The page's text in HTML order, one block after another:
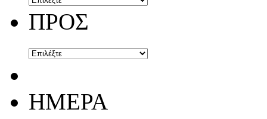
ΠΡΟΣ
ΗΜΕΡΑ